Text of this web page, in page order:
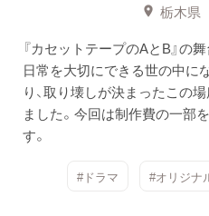
栃木県
『カセットテープのAとB』の
日常を大切にできる世の中に
り、取り壊しが決まったこの
ました。今回は制作費の一部
す。
#ドラマ #オリジナ